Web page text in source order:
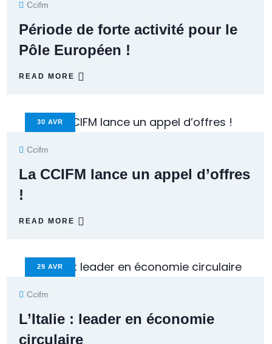
Ccifm
Période de forte activité pour le
Pôle Européen !
READ MORE
30 AVR
Ccifm
La CCIFM lance un appel d’offres
!
READ MORE
29 AVR
Ccifm
L’Italie : leader en économie
circulaire